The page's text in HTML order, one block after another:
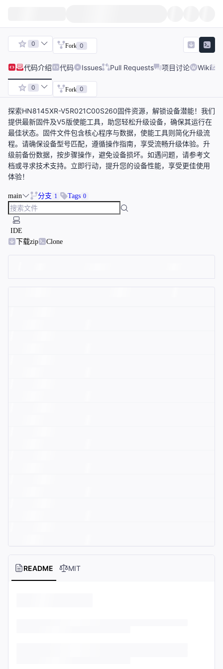
0 Fork 0
代码介绍 代码 Issues Pull Requests 项目讨论 Wiki
0 Fork 0
探索HN8145XR-V5R021C00S260固件资源，解锁设备潜能！我们
提供最新固件及V5版使能工具，助您轻松升级设备，确保其运行在
最佳状态。固件文件包含核心程序与数据，使能工具则简化升级流
程。请确保设备型号匹配，遵循操作指南，享受流畅升级体验。升
级前备份数据，按步骤操作，避免设备损坏。如遇问题，请参考文
档或寻求技术支持。立即行动，提升您的设备性能，享受更佳使用
体验！
main 分支 1 Tags 0
IDE
下载zip
Clone
README MIT